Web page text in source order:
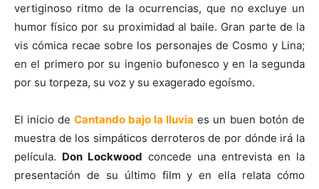
vertiginoso ritmo de la ocurrencias, que no excluye un
humor físico por su proximidad al baile. Gran parte de la
vis cómica recae sobre los personajes de Cosmo y Lina;
en el primero por su ingenio bufonesco y en la segunda
por su torpeza, su voz y su exagerado egoísmo.
El inicio de Cantando bajo la lluvia es un buen botón de
muestra de los simpáticos derroteros de por dónde irá la
película. Don Lockwood concede una entrevista en la
presentación de su último film y en ella relata cómo